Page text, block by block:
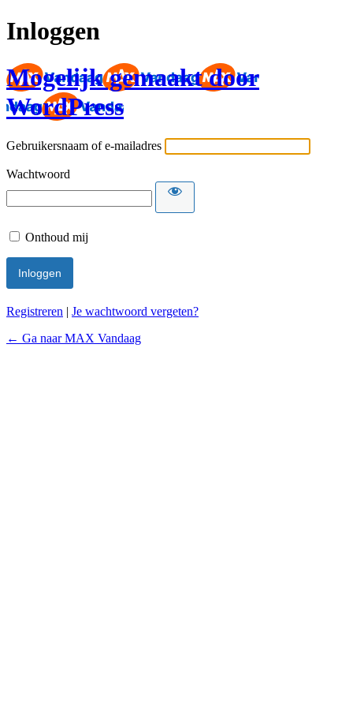
Inloggen
Mogelijk gemaakt door
WordPress
Gebruikersnaam of e-mailadres
Wachtwoord
Onthoud mij
Registreren | Je wachtwoord vergeten?
← Ga naar MAX Vandaag